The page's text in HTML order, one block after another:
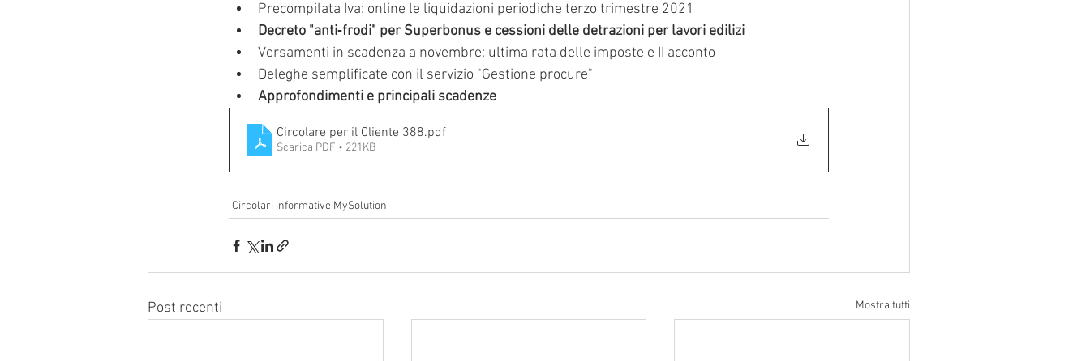
Precompilata Iva: online le liquidazioni periodiche terzo trimestre 2021
Decreto "anti‐frodi" per Superbonus e cessioni delle detrazioni per lavori edilizi
Versamenti in scadenza a novembre: ultima rata delle imposte e II acconto
Deleghe semplificate con il servizio "Gestione procure"
Approfondimenti e principali scadenze
Circolare per il Cliente 388.pdf
Scarica PDF • 221KB
Circolari informative MySolution
Post recenti Mostra tutti